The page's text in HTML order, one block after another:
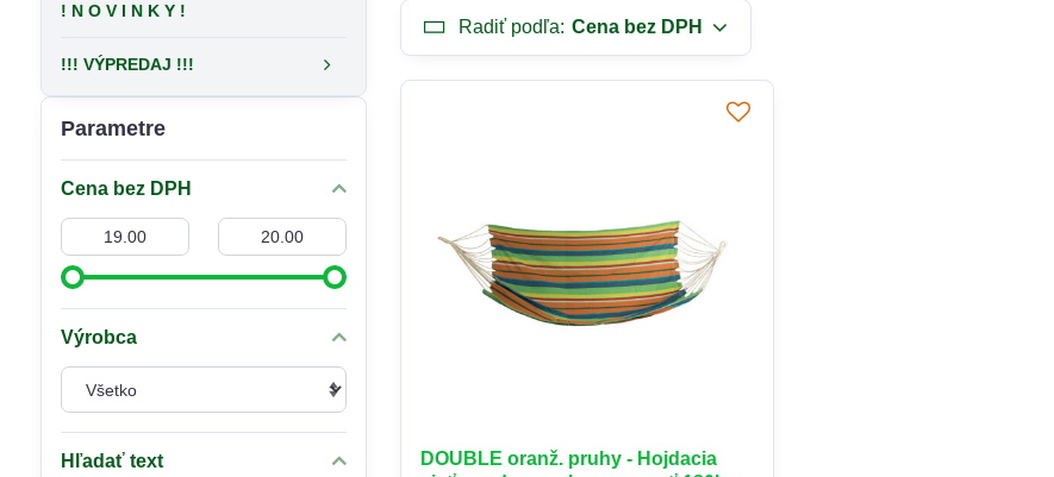
Radiť podľa: Cena bez DPH
DOUBLE oranž. pruhy - Hojdacia
Parametre
Cena bez DPH
Od: Do:
Výrobca
Hľadať text
! N O V I N K Y !
!!! VÝPREDAJ !!!